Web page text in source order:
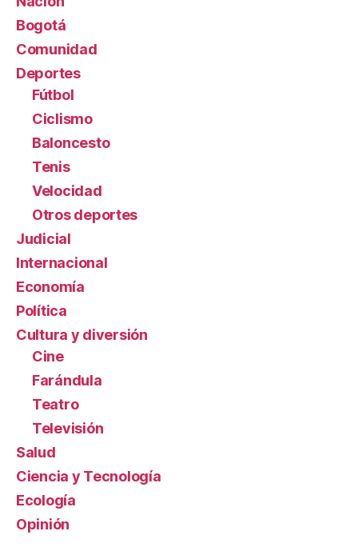
Bogotá
Comunidad
Deportes
Fútbol
Ciclismo
Baloncesto
Tenis
Velocidad
Otros deportes
Judicial
Internacional
Economía
Política
Cultura y diversión
Cine
Farándula
Teatro
Televisión
Salud
Ciencia y Tecnología
Ecología
Opinión